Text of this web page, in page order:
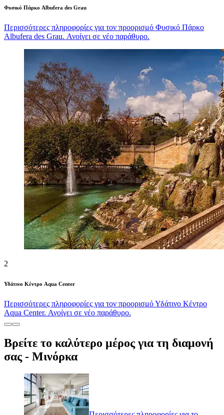
Φυσικό Πάρκο Albufera des Grau
Περισσότερες πληροφορίες για τον προορισμό Φυσικό Πάρκο
Albufera des Grau. Ανοίγει σε νέο παράθυρο.
2
Υδάτινο Κέντρο Aqua Center
Περισσότερες πληροφορίες για τον προορισμό Υδάτινο Κέντρο
Aqua Center. Ανοίγει σε νέο παράθυρο.
Βρείτε το καλύτερο μέρος για τη διαμονή
σας - Μινόρκα